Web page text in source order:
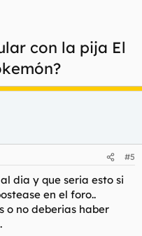
con la pija El
#5
dia y que seria esto si
en el foro..
o no deberias haber